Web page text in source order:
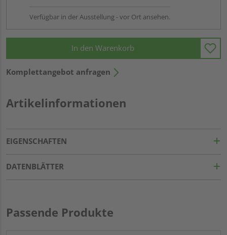
Verfügbar in der Ausstellung - vor Ort ansehen.
In den Warenkorb
Komplettangebot anfragen
Artikelinformationen
EIGENSCHAFTEN
DATENBLÄTTER
Passende Produkte